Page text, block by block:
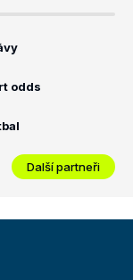
odds
Další partneři